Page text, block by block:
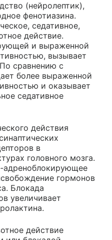
(нейролептик),
фенотиазина.
седативное,
действие.
и выраженной
вызывает
сравнению с
более выраженной
и оказывает
седативное
действия
в
головного мозга.
адреноблокирующее
гормонов
Блокада
увеличивает
действие